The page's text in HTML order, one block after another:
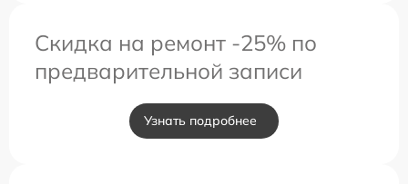
Скидка на ремонт -25% по
предварительной записи
Узнать подробнее